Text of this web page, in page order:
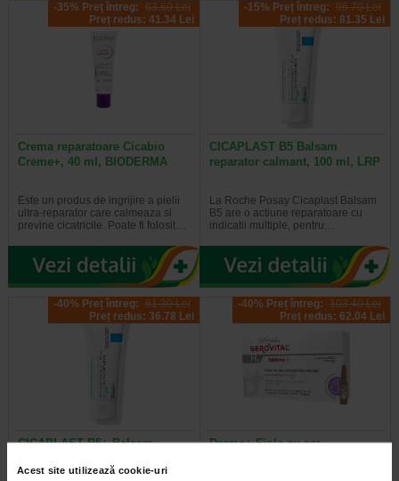
Acest site utilizează cookie-uri
-35% Preț întreg: 63.60 Lei
Preț redus: 41.34 Lei
Crema reparatoare Cicabio
Creme+, 40 ml, BIODERMA
Este un produs de ingrijire a pielii
ultra-reparator care calmeaza si
previne cicatricile. Poate fi folosit…
-15% Preț întreg: 95.70 Lei
Preț redus: 81.35 Lei
CICAPLAST B5 Balsam
reparator calmant, 100 ml, LRP
La Roche Posay Cicaplast Balsam
B5 are o actiune reparatoare cu
indicatii multiple, pentru…
-40% Preț întreg: 61.30 Lei
Preț redus: 36.78 Lei
CICAPLAST B5+ Balsam
-40% Preț întreg: 103,40 Lei
Preț redus: 62.04 Lei
Derma+ Fiole cu ser